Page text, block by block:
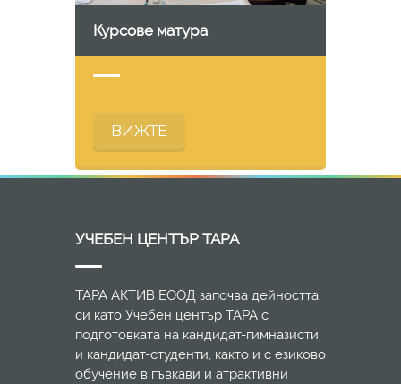
Курсове матура
ВИЖТЕ
УЧЕБЕН ЦЕНТЪР ТАРА
ТАРА АКТИВ ЕООД започва дейността
си като Учебен център ТАРА с
подготовката на кандидат-гимназисти
и кандидат-студенти, както и с езиково
обучение в гъвкави и атрактивни